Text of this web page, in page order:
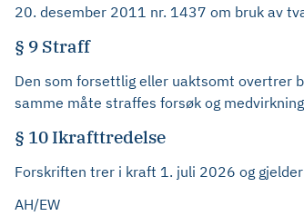
20. desember 2011 nr. 1437 om bruk av
§ 9 Straff
Den som forsettlig eller uaktsomt overtrer
samme måte straffes forsøk og
§ 10 Ikrafttredelse
Forskriften trer i kraft 1. juli 2026 og
AH/EW